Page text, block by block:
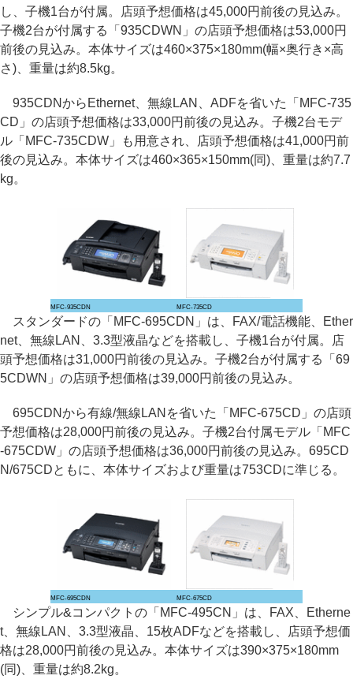
し、子機1台が付属。店頭予想価格は45,000円前後の見込み。
子機2台が付属する「935CDWN」の店頭予想価格は53,000円
前後の見込み。本体サイズは460×375×180mm(幅×奥行き×高
さ)、重量は約8.5kg。
935CDNからEthernet、無線LAN、ADFを省いた「MFC-735
CD」の店頭予想価格は33,000円前後の見込み。子機2台モデ
ル「MFC-735CDW」も用意され、店頭予想価格は41,000円前
後の見込み。本体サイズは460×365×150mm(同)、重量は約7.7
kg。
MFC-935CDN MFC-735CD
スタンダードの「MFC-695CDN」は、FAX/電話機能、Ether
net、無線LAN、3.3型液晶などを搭載し、子機1台が付属。店
頭予想価格は31,000円前後の見込み。子機2台が付属する「69
5CDWN」の店頭予想価格は39,000円前後の見込み。
695CDNから有線/無線LANを省いた「MFC-675CD」の店頭
予想価格は28,000円前後の見込み。子機2台付属モデル「MFC
-675CDW」の店頭予想価格は36,000円前後の見込み。695CD
N/675CDともに、本体サイズおよび重量は753CDに準じる。
MFC-695CDN MFC-675CD
シンプル&コンパクトの「MFC-495CN」は、FAX、Etherne
t、無線LAN、3.3型液晶、15枚ADFなどを搭載し、店頭予想価
格は28,000円前後の見込み。本体サイズは390×375×180mm
(同)、重量は約8.2kg。